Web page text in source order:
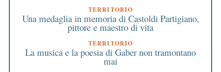
TERRITORIO
Una medaglia in memoria di Castoldi Partigiano,
pittore e maestro di vita
TERRITORIO
La musica e la poesia di Gaber non tramontano
mai